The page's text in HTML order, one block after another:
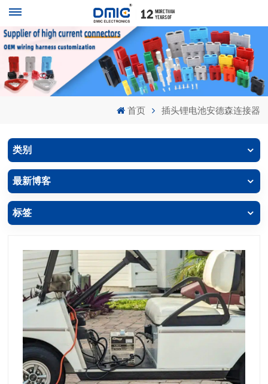
首页 插头锂电池安德森连接器
类别
最新博客
标签